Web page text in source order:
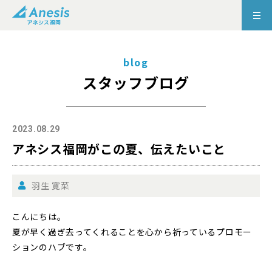
blog
スタッフブログ
2023.08.29
アネシス福岡がこの夏、伝えたいこと
羽生 寛菜
こんにちは。
夏が早く過ぎ去ってくれることを心から祈っているプロモー
ションのハブです。